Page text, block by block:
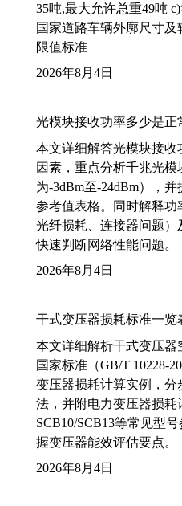
35吨,最大允许总重49吨
国家道路车辆外廓尺寸及
限值标准
2026年8月4日
光模块接收功率多少是正
本文详细解答光模块接收
因素，重点分析千兆光
为-3dBm至-24dBm），
参考值表格。同时解释功
光纤损耗、连接器问题）
快速判断网络性能问题。
2026年8月4日
干式变压器损耗标准一览
本文详细解析干式变压器
国家标准（GB/T 10228-
变压器损耗计算实例，分
法，并附电力变压器损耗
SCB10/SCB13等常见型
握变压器能效评估要点。
2026年8月4日